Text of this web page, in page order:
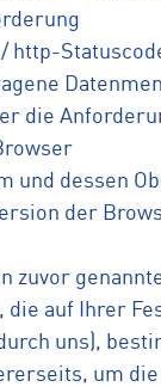
die
dessen
der
zuvor
die auf Ihrer
uns),
um